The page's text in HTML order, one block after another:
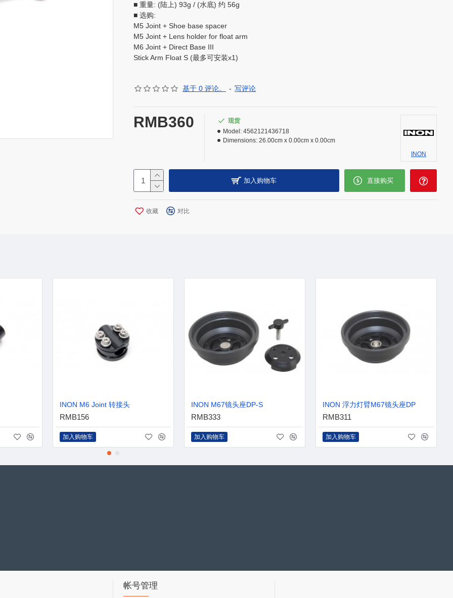
■ 重量: (陆上) 93g / (水底) 约 56g
■ 选购:
M5 Joint + Shoe base spacer
M5 Joint + Lens holder for float arm
M6 Joint + Direct Base III
Stick Arm Float S (最多可安装x1)
基于 0 评论。 - 写评论
RMB360
现货
Model: 4562121436718
Dimensions: 26.00cm x 0.00cm x 0.00cm
INON
加入购物车 直接购买
收藏 对比
INON M6 Joint 转接头
RMB156
加入购物车
INON M67镜头座DP-S
RMB333
加入购物车
INON 浮力灯臂M67镜头座DP
RMB311
加入购物车
帐号管理